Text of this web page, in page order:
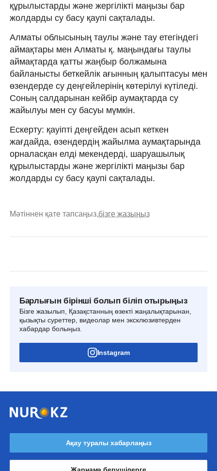
құрылыстарды және жергілікті маңызы бар
жолдарды су басу қаупі сақталады.
Алматы облысының таулы және тау етегіндегі
аймақтары мен Алматы қ. маңындағы таулы
аймақтарда қатты жаңбыр болжамына
байланысты беткейлік ағынның қалыптасуы мен
өзендерде су деңгейлерінің көтерілуі күтіледі.
Соның салдарынан кейбір аумақтарда су
жайылуы мен су басуы мүмкін.
Ескерту: қауіпті деңгейден асып кеткен
жағдайда, өзендердің жайылма аумақтарында
орналасқан елді мекендерді, шаруашылық
құрылыстарды және жергілікті маңызы бар
жолдарды су басу қаупі сақталады.
Мәтіннен қате тапсаңыз,бізге жазыңыз
Барлығын бірінші болып біліп отырыңыз
Бізге жазылып, Қазақстанның өзекті жаңалықтарынан,
қызықты суреттер, видеолар мен эксклюзивтерден
хабардар болыңыз.
Instagram
Ақау туралы хабарлаңыз
Жарнама берушілерге